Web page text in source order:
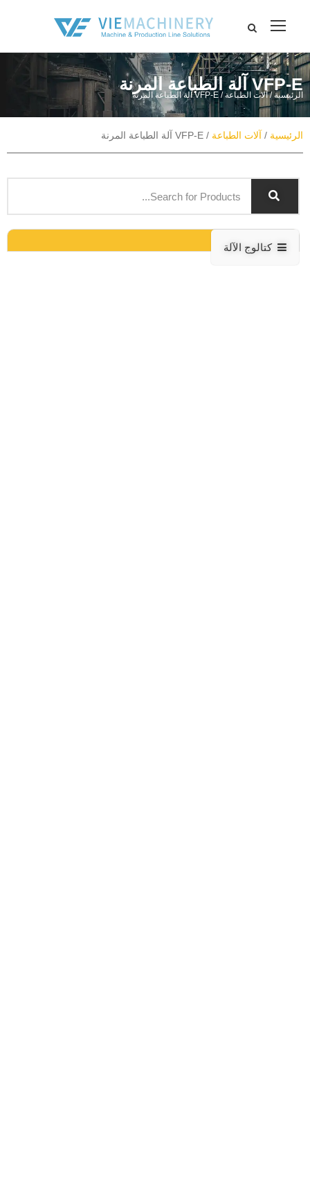
VFP-E آلة الطباعة المرنة
الرئيسية/آلات الطباعة/ VFP-E آلة الطباعة المرنة
الرئيسية / آلات الطباعة / VFP-E آلة الطباعة المرنة
كتالوج الآلة